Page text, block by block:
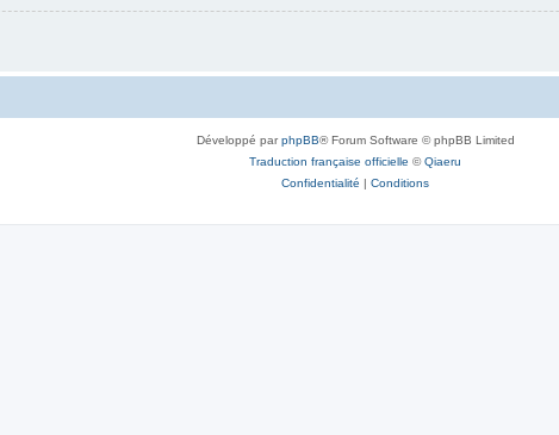
Développé parphpBB® Forum Software © phpBB Limited
Traduction française officielle ©Qiaeru
Confidentialité | Conditions